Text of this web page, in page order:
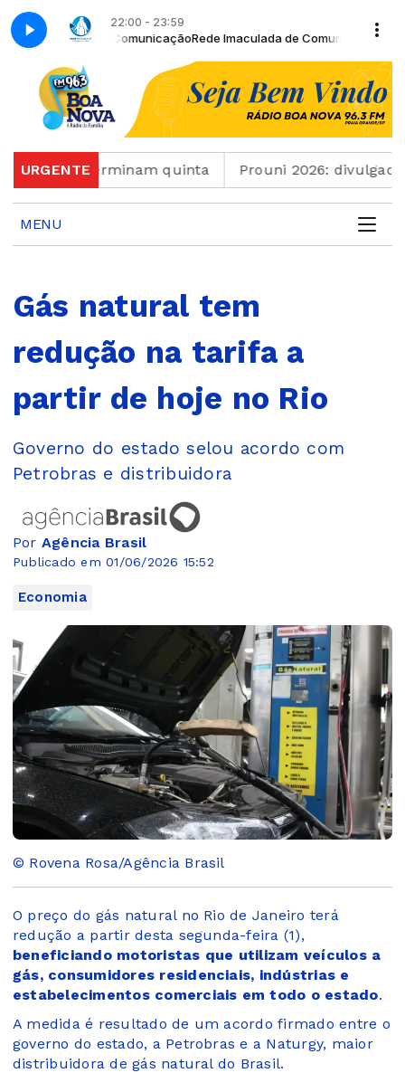
22:00 - 23:59
de ComunicaçãoRede Imaculada de Comunicação -
URGENTE
terminam quinta Prouni 2026: divulgado
MENU
Gás natural tem
redução na tarifa a
partir de hoje no Rio
Governo do estado selou acordo com
Petrobras e distribuidora
Por Agência Brasil
Publicado em 01/06/2026 15:52
Economia
© Rovena Rosa/Agência Brasil
O preço do gás natural no Rio de Janeiro terá
redução a partir desta segunda-feira (1),
beneficiando motoristas que utilizam veículos a
gás, consumidores residenciais, indústrias e
estabelecimentos comerciais em todo o estado.
A medida é resultado de um acordo firmado entre o
governo do estado, a Petrobras e a Naturgy, maior
distribuidora de gás natural do Brasil.